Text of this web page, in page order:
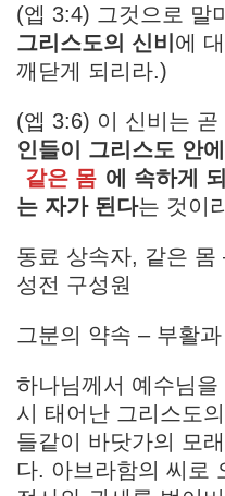
(엡 3:4) 그것으로 말
그리스도의 신비 에
깨닫게 되리라.)
(엡 3:6) 이 신비는 곧
인들이 그리스도 안
같은 몸 에 속하게
는 자가 된다는 것이
동료 상속자, 같은 몸
성전 구성원
그분의 약속 – 부활과
하나님께서 예수님
시 태어난 그리스도
들같이 바닷가의 모
다. 아브라함의 씨로